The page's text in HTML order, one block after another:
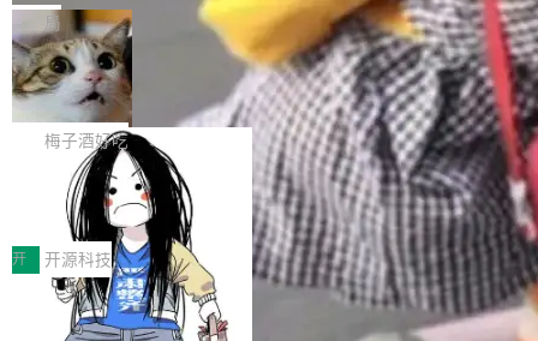
可控性和代码质量提出了更高要求。 首先是数据
安全与合规要求。对于大多数普通研发场景，公
有云模型能够满足快速试用和效率提升的需求。
但对于金融、能源、医疗等对数据安全要求较...
各业的Agent走向规模化建设，算力构成形态逐
渐丰富，用户关注的重点也在发生变化：不只是
让AI用起来，还要进一步看清混合算力时代下，
Token花在哪里、算力是否被充分利用，以及持
续增长的AI成本该如何优化。 深信服AI算力网关
正是围绕这些实际问题，从Token治理和成本治
理两个方面，让用户的每一份算力都看得清、管
得住、用得稳、省得下、更安全！ 一、从现在开
始，Token使用一目...
Bigtable 作者之一。TensorFlow 的作者之一。
Gemini 的架构师。Google 首席科学家。 Jeff D
ean 在 Google 工作了 27 年后，宣布离职。 他
不是一个人走。一同离开的还有 Sanjay Ghema
wat（Google 员工编号 23，Jeff Dean 二十多
年的编程搭档，MapReduce 和 Bigtable 的共同
作者）、Quoc Le（Google 大脑核心成员，Se
q2Seq 和 DocAI 的共同发明人）以及 Oriol Vin
yals（Gemini 联合负责人，AlphaSta...
局
🔥 SolonCode v2026.8.4 发布：界面
字体可调、22 种语言、记忆搜索增强
打开终端就能上岗的全中文编码智能体，这一轮
把「看得清、用母语、记得住」三件事一次补
齐。 SolonCode 是什么 SolonCode 是杭州无
耳科技研发的企业级终端编码智能体——一位全
中文驱动的数字员工，自主理解需求、规划步
骤、编写代码。不挑模型、不挑平台，curl 一行
装完即用。 开源地址：Gitee · GitCode · GitHu
b 安装 支持 Java 8+（8~26）、macOS / Linu
梅子酒好吃
让“代码语义理解”深度释放AI Coding
价值潜能：华为云码道（CodeArts）
代码仓技术解析
一、代码仓深度理解技术的作用与价值 在软件工
程实践中，代码仓是企业核心知识资产的主要载
体。企业级代码仓库通常包含数十万乃至数百万
个文件，其规模远超单次模型调用可承载的上下
开 开源科技
一条“删库”命令跑 17 小时，算法工程